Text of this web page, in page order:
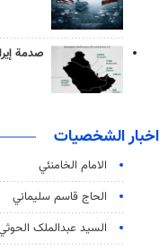
صدمة
اخبار الشخصيات
الامام الخامنئي
الحاج قاسم سليماني
السید عبدالملک